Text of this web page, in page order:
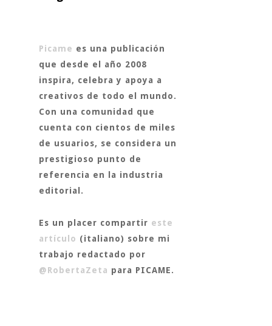
Picame es una publicación
que desde el año 2008
inspira, celebra y apoya a
creativos de todo el mundo.
Con una comunidad que
cuenta con cientos de miles
de usuarios, se considera un
prestigioso punto de
referencia en la industria
editorial.
Es un placer compartir este
artículo (italiano) sobre mi
trabajo redactado por
@RobertaZeta para PICAME.